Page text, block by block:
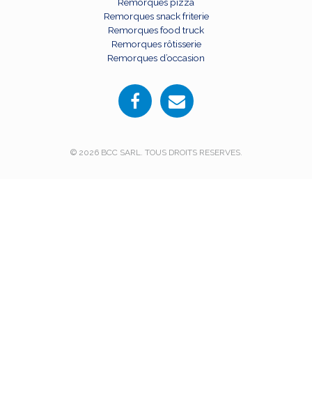
Remorques snack friterie
Remorques food truck
Remorques rôtisserie
Remorques d’occasion
© 2026 BCC SARL. TOUS DROITS RESERVES.